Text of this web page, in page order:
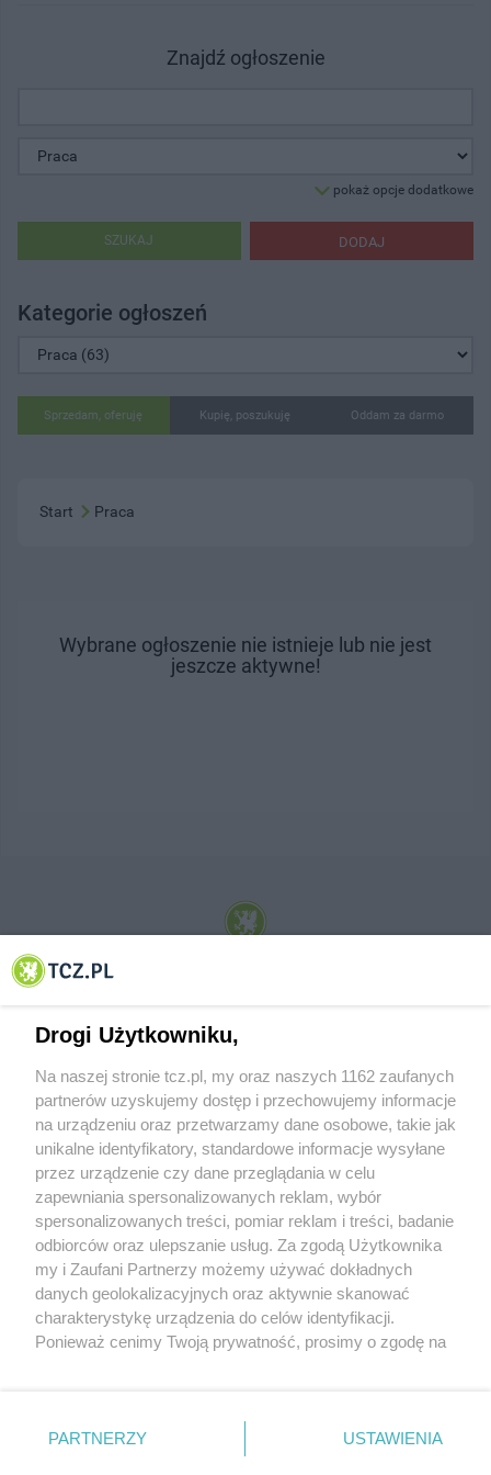
Znajdź ogłoszenie
pokaż opcje dodatkowe
DODAJ
SZUKAJ
Kategorie ogłoszeń
Sprzedam, oferuję Kupię, poszukuję Oddam za darmo
Start Praca
Wybrane ogłoszenie nie istnieje lub nie jest
jeszcze aktywne!
© 2001-2026 Tczew - TCZ.PL Sp. z o.o. Internetowy Serwis Informacyjny Miasta
O FIRMIE POLITYKA PRYWATNOŚCI HOSTING
REKLAMA WSPÓŁPRACA RSS FACEBOOK KONTAKT
Nasze serwisy
Aktualności
Tcz24
Historia miasta
Muzyka i kultura
Archiwum wydarzeń
Zdjęcia miasta
Drogi Użytkowniku,
Na naszej stronie tcz.pl, my oraz naszych 1162 zaufanych
partnerów uzyskujemy dostęp i przechowujemy informacje
na urządzeniu oraz przetwarzamy dane osobowe, takie jak
unikalne identyfikatory, standardowe informacje wysyłane
przez urządzenie czy dane przeglądania w celu
zapewniania spersonalizowanych reklam, wybór
spersonalizowanych treści, pomiar reklam i treści, badanie
odbiorców oraz ulepszanie usług. Za zgodą Użytkownika
my i Zaufani Partnerzy możemy używać dokładnych
danych geolokalizacyjnych oraz aktywnie skanować
charakterystykę urządzenia do celów identyfikacji.
Ponieważ cenimy Twoją prywatność, prosimy o zgodę na
znajdujący się w lewym dolnym rogu strony
. Niektóre
PARTNERZY USTAWIENIA